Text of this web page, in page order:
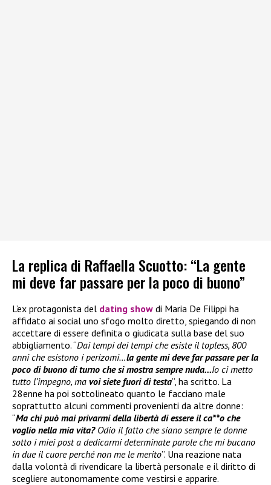
La replica di Raffaella Scuotto: “La gente
mi deve far passare per la poco di buono”
L’ex protagonista del dating show di Maria De Filippi ha
affidato ai social uno sfogo molto diretto, spiegando di non
accettare di essere definita o giudicata sulla base del suo
abbigliamento. “Dai tempi dei tempi che esiste il topless, 800
anni che esistono i perizomi…la gente mi deve far passare per la
poco di buono di turno che si mostra sempre nuda…Io ci metto
tutto l’impegno, ma voi siete fuori di testa”, ha scritto. La
28enne ha poi sottolineato quanto le facciano male
soprattutto alcuni commenti provenienti da altre donne:
“Ma chi può mai privarmi della libertà di essere il ca**o che
voglio nella mia vita? Odio il fatto che siano sempre le donne
sotto i miei post a dedicarmi determinate parole che mi bucano
in due il cuore perché non me le merito”. Una reazione nata
dalla volontà di rivendicare la libertà personale e il diritto di
scegliere autonomamente come vestirsi e apparire.